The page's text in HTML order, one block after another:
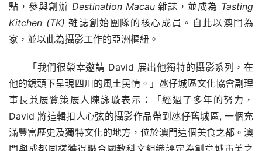
點，參與創辦 Destination Macau 雜誌，並成為 Tasting
Kitchen (TK) 雜誌創始團隊的核心成員。自此以澳門為
家，並以此為攝影工作的亞洲樞紐。
「我們很榮幸邀請 David 展出他獨特的攝影系列，在
他的鏡頭下呈現四川的風土民情。」氹仔城區文化協會副理
事長兼展覽策展人陳詠璇表示：「經過了多年的努力，
David 將這輯扣人心弦的攝影作品帶到氹仔舊城區, 一個充
滿豐富歷史及獨特文化的地方，位於澳門這個美食之都。澳
門與成都同樣獲得聯合國教科文組織評定為創意城市美之